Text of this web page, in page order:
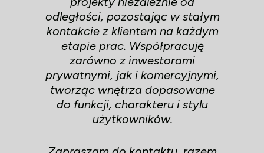
odległości, pozostając w stałym
kontakcie z klientem na każdym
etapie prac. Współpracuję
zarówno z inwestorami
prywatnymi, jak i komercyjnymi,
tworząc wnętrza dopasowane
do funkcji, charakteru i stylu
użytkowników.